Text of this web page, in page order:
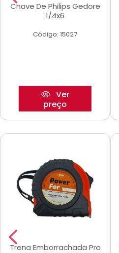
Chave De Philips Gedore
1/4x6
Código: 15027
Ver
preço
Trena Emborrachada Pro